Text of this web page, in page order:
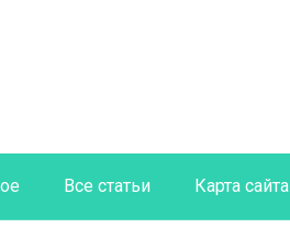
Все статьи Карта сайта